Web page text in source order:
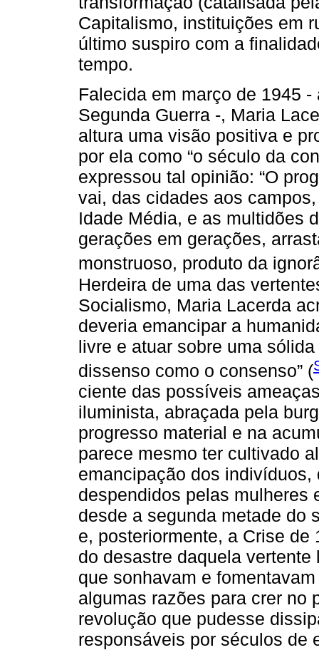
Capitalismo, instituições em
último suspiro com a
tempo.
Falecida em março de 1945
Segunda Guerra -, Maria
altura uma visão positiva e
por ela como “o século da
expressou tal opinião: “O
vai, das cidades aos
Idade Média, e as multidões
gerações em gerações,
monstruoso, produto da
Herdeira de uma das
Socialismo, Maria Lacerda
deveria emancipar a
livre e atuar sobre uma
dissenso como o consenso” (
ciente das possíveis
iluminista, abraçada pela
progresso material e na
parece mesmo ter cultivado
emancipação dos
despendidos pelas mulheres
desde a segunda metade do
e, posteriormente, a Crise
do desastre daquela
que sonhavam e
algumas razões para crer no
revolução que pudesse
responsáveis por séculos de